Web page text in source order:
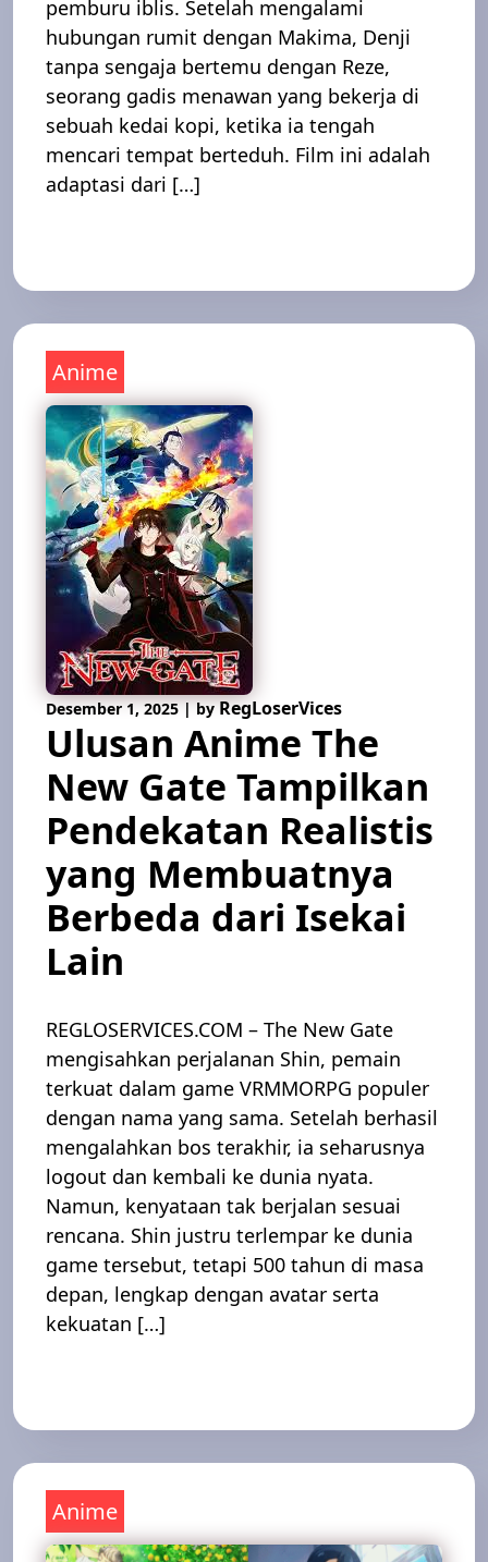
pemburu iblis. Setelah mengalami
hubungan rumit dengan Makima, Denji
tanpa sengaja bertemu dengan Reze,
seorang gadis menawan yang bekerja di
sebuah kedai kopi, ketika ia tengah
mencari tempat berteduh. Film ini adalah
adaptasi dari […]
Anime
Desember 1, 2025 | byRegLoserVices
Ulusan Anime The
New Gate Tampilkan
Pendekatan Realistis
yang Membuatnya
Berbeda dari Isekai
Lain
REGLOSERVICES.COM – The New Gate
mengisahkan perjalanan Shin, pemain
terkuat dalam game VRMMORPG populer
dengan nama yang sama. Setelah berhasil
mengalahkan bos terakhir, ia seharusnya
logout dan kembali ke dunia nyata.
Namun, kenyataan tak berjalan sesuai
rencana. Shin justru terlempar ke dunia
game tersebut, tetapi 500 tahun di masa
depan, lengkap dengan avatar serta
kekuatan […]
Anime